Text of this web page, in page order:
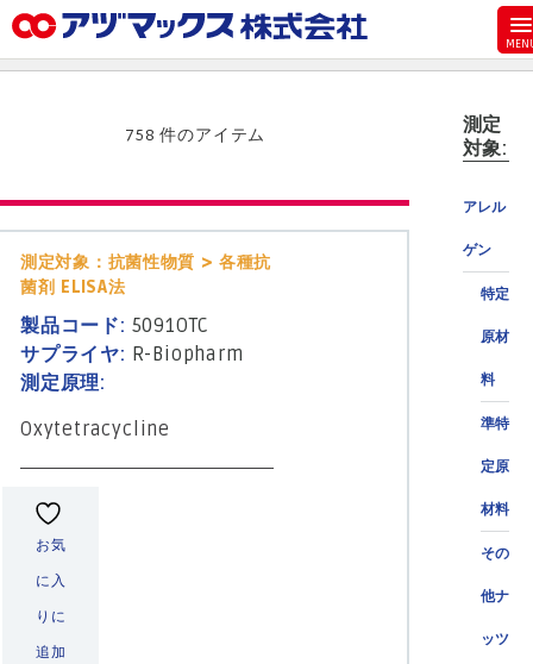
マイページ
代理店一覧
製品検索
見積発行
測定
対象:
アレル
ゲン
特定
原材
料
準特
定原
材料
その
他ナ
ッツ
758 件のアイテム
測定対象：抗菌性物質 > 各種抗
菌剤 ELISA法
製品コード: 5091OTC
サプライヤ: R-Biopharm
測定原理:
Oxytetracycline
お気
に入
りに
追加